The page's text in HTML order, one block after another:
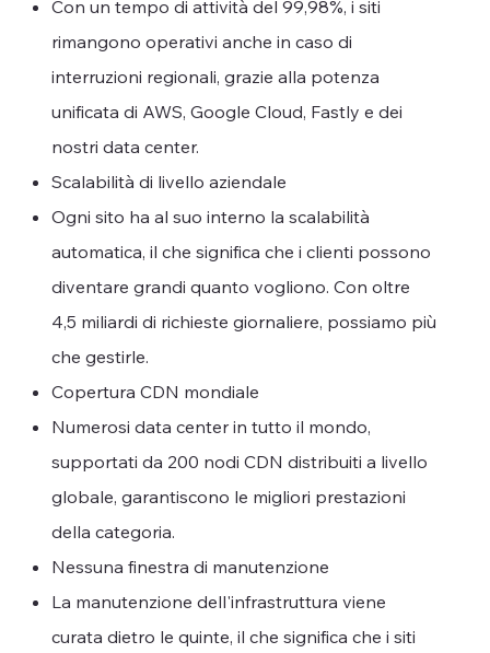
Con un tempo di attività del 99,98%, i siti
rimangono operativi anche in caso di
interruzioni regionali, grazie alla potenza
unificata di AWS, Google Cloud, Fastly e dei
nostri data center.
Scalabilità di livello aziendale
Ogni sito ha al suo interno la scalabilità
automatica, il che significa che i clienti possono
diventare grandi quanto vogliono. Con oltre
4,5 miliardi di richieste giornaliere, possiamo più
che gestirle.
Copertura CDN mondiale
Numerosi data center in tutto il mondo,
supportati da 200 nodi CDN distribuiti a livello
globale, garantiscono le migliori prestazioni
della categoria.
Nessuna finestra di manutenzione
La manutenzione dell'infrastruttura viene
curata dietro le quinte, il che significa che i siti